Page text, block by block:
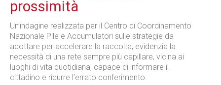
prossimità
Un’indagine realizzata per il Centro di Coordinamento
Nazionale Pile e Accumulatori sulle strategie da
adottare per accelerare la raccolta, evidenzia la
necessità di una rete sempre più capillare, vicina ai
luoghi di vita quotidiana, capace di informare il
cittadino e ridurre l’errato conferimento.